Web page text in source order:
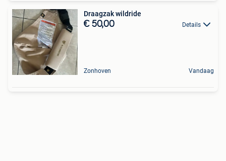
Draagzak wildride
€ 50,00 Details
Zonhoven Vandaag